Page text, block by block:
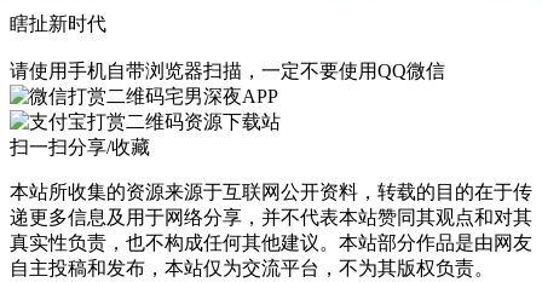
瞎扯新时代
请使用手机自带浏览器扫描，一定不要使用QQ微信
宅男深夜APP
资源下载站
扫一扫分享/收藏
本站所收集的资源来源于互联网公开资料，转载的目的在于传
递更多信息及用于网络分享，并不代表本站赞同其观点和对其
真实性负责，也不构成任何其他建议。本站部分作品是由网友
自主投稿和发布，本站仅为交流平台，不为其版权负责。